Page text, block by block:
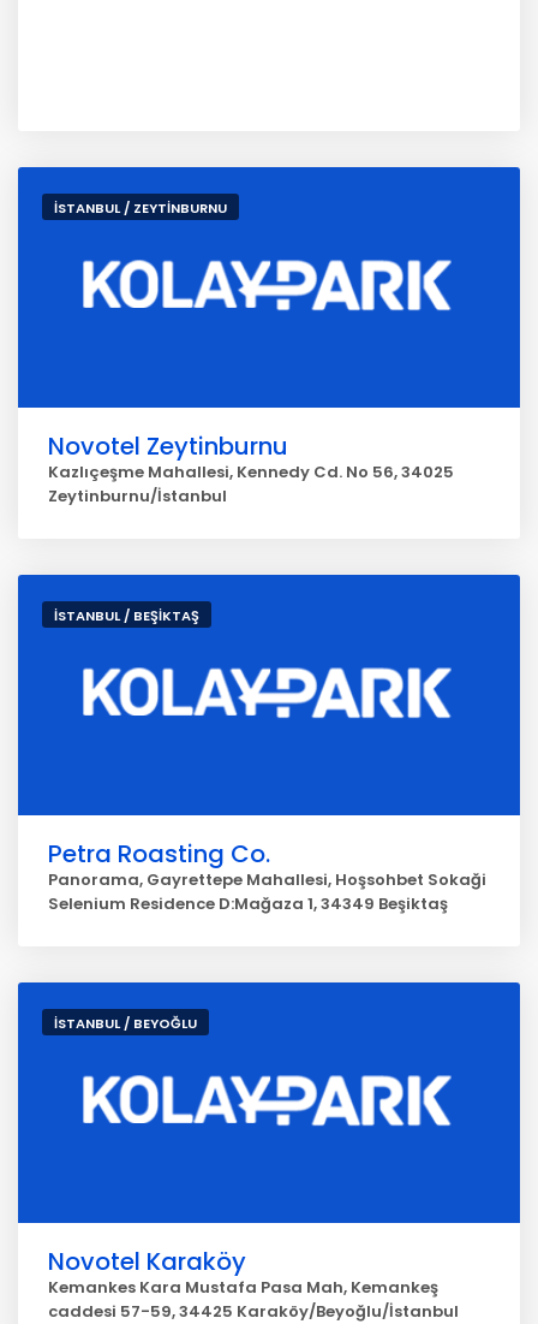
İSTANBUL / ZEYTİNBURNU
Novotel Zeytinburnu
Kazlıçeşme Mahallesi, Kennedy Cd. No 56, 34025
Zeytinburnu/İstanbul
İSTANBUL / BEŞİKTAŞ
Petra Roasting Co.
Panorama, Gayrettepe Mahallesi, Hoşsohbet Sokaği
Selenium Residence D:Mağaza 1, 34349 Beşiktaş
İSTANBUL / BEYOĞLU
Novotel Karaköy
Kemankes Kara Mustafa Pasa Mah, Kemankeş
caddesi 57-59, 34425 Karaköy/Beyoğlu/İstanbul